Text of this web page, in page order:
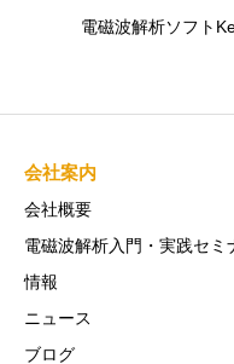
電磁波解析ソフト
会社案内
会社概要
電磁波解析入門・実践セミ
情報
ニュース
ブログ